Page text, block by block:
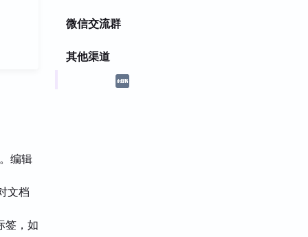
微信交流群
其他渠道
编辑
文档
签，如